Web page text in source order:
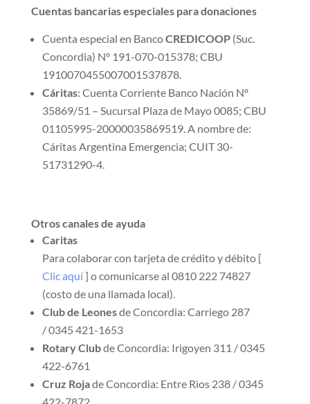
Cuentas bancarias especiales para donaciones
Cuenta especial en BancoCREDICOOP(Suc.
Concordia) Nº 191-070-015378; CBU
1910070455007001537878.
Cáritas: Cuenta Corriente Banco Nación Nº
35869/51 – Sucursal Plaza de Mayo 0085; CBU
01105995-20000035869519. A nombre de:
Cáritas Argentina Emergencia; CUIT 30-
51731290-4.
Otros canales de ayuda
Caritas
Para colaborar con tarjeta de crédito y débito [
Clic aquí] o comunicarse al 0810 222 74827
(costo de una llamada local).
Club de Leonesde Concordia: Carriego 287
/ 0345 421-1653
Rotary Clubde Concordia: Irigoyen 311 / 0345
422-6761
Cruz Rojade Concordia: Entre Rìos 238 / 0345